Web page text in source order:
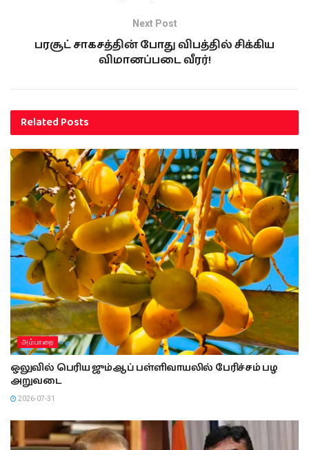
Next Post
பரசூட் சாகசத்தின் போது விபத்தில் சிக்கிய
விமானப்படை வீரர்!
RelatedPosts
அம்பாறை
ஒலுவில் பெரிய ஜும்ஆப் பள்ளிவாயலில் பேரிச்சம் பழ
அறுவடை
2026-07-31